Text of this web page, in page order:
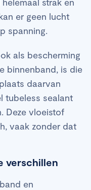
er geen lucht
spanning.
als bescherming
binnenband, is die
daarvan
tubeless sealant
Deze vloeistof
vaak zonder dat
verschillen
en